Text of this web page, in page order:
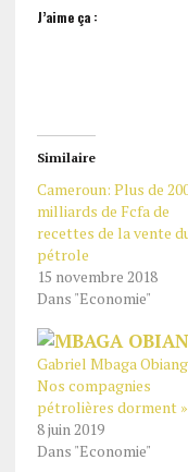
J’aime ça :
Similaire
Cameroun: Plus de
milliards de Fcfa de
recettes de la vente
pétrole
15 novembre 2018
Dans "Economie"
Gabriel Mbaga
Nos compagnies
pétrolières dorment »
8 juin 2019
Dans "Economie"